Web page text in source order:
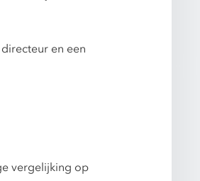
en een
vergelijking op